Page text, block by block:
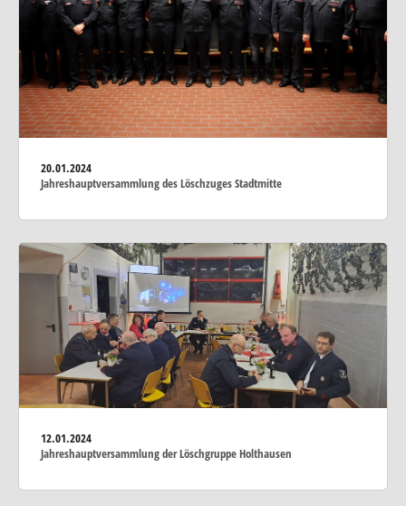
20.01.2024
Jahreshauptversammlung des Löschzuges Stadtmitte
12.01.2024
Jahreshauptversammlung der Löschgruppe Holthausen